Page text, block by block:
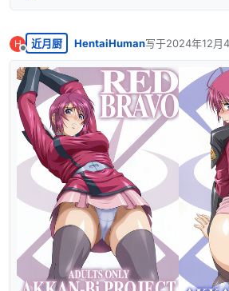
H
离线
近月厨 HentaiHuman写于2024年12月
最后由 编辑